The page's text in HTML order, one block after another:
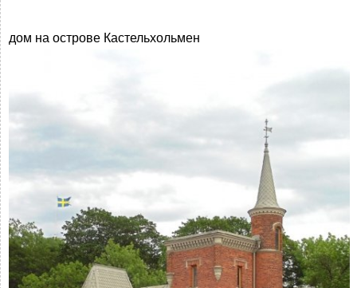
дом на острове Кастельхольмен